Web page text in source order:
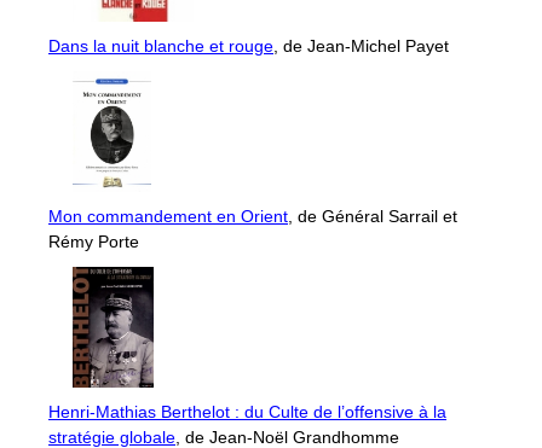
Dans la nuit blanche et rouge , de Jean-Michel Payet
Mon commandement en Orient , de Général Sarrail et
Rémy Porte
Henri-Mathias Berthelot : du Culte de l’offensive à la
stratégie globale , de Jean-Noël Grandhomme